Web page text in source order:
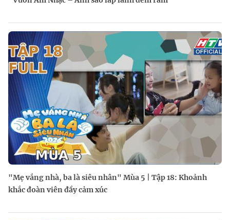
"Mẹ vắng nhà, ba là siêu nhân" Mùa 5 | Tập 18: Khoảnh
khắc đoàn viên đầy cảm xúc